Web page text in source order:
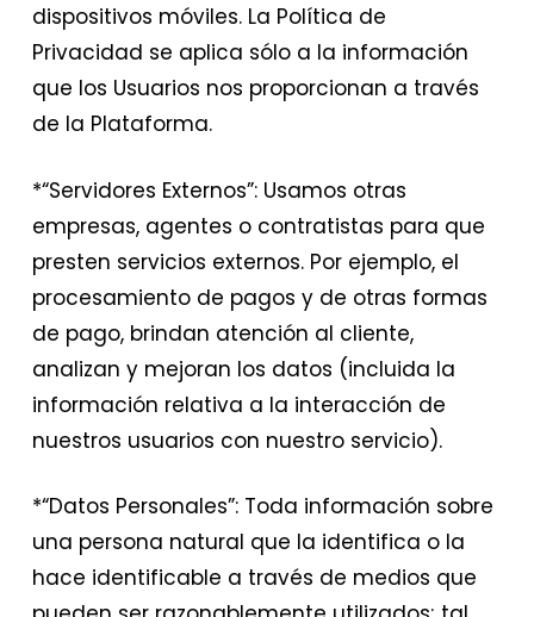
dispositivos móviles. La Política de
Privacidad se aplica sólo a la información
que los Usuarios nos proporcionan a través
de la Plataforma.
*“Servidores Externos”: Usamos otras
empresas, agentes o contratistas para que
presten servicios externos. Por ejemplo, el
procesamiento de pagos y de otras formas
de pago, brindan atención al cliente,
analizan y mejoran los datos (incluida la
información relativa a la interacción de
nuestros usuarios con nuestro servicio).
*“Datos Personales”: Toda información sobre
una persona natural que la identifica o la
hace identificable a través de medios que